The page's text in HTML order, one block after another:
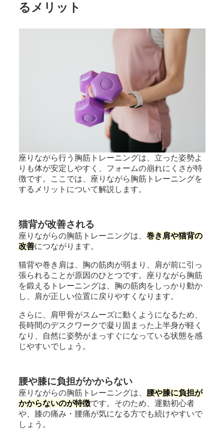
るメリット
座りながら行う胸筋トレーニングは、立った姿勢よ
りも体が安定しやすく、フォームの崩れにくさが特
徴です。ここでは、座りながら胸筋トレーニングを
するメリットについて解説します。
猫背が改善される
座りながらの胸筋トレーニングは、巻き肩や猫背の
改善につながります。
猫背や巻き肩は、胸の筋肉が弱まり、肩が前に引っ
張られることが原因のひとつです。座りながら胸筋
を鍛えるトレーニングは、胸の筋肉をしっかり動か
し、肩が正しい位置に戻りやすくなります。
さらに、肩甲骨がスムーズに動くようになるため、
長時間のデスクワークで凝り固まった上半身が軽く
なり、自然に姿勢がまっすぐになっている状態を感
じやすいでしょう。
腰や膝に負担がかからない
座りながらの胸筋トレーニングは、 腰や膝に負担が
かからないのが特徴です。そのため、運動初心者
や、膝の痛み・腰痛が気になる方でも続けやすいで
しょう。